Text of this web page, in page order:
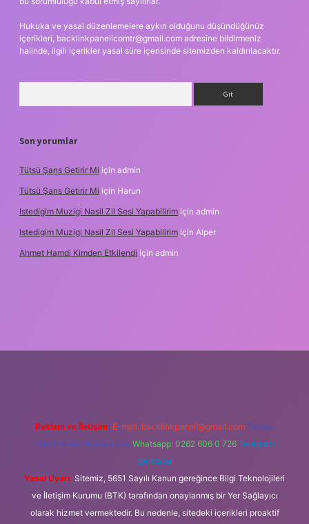
Hukuka ve yasal düzenlemelere aykırı olduğunu düşündüğünüz
içerikleri, backlinkpanelicomtr@gmail.com adresine bildirmeniz
halinde, ilgili içerikler yasal süre içerisinde sitemizden kaldırılacaktır.
Son yorumlar
Tütsü Şans Getirir Mi için admin
Tütsü Şans Getirir Mi için Harun
Istedigim Muzigi Nasil Zil Sesi Yapabilirim için admin
Istedigim Muzigi Nasil Zil Sesi Yapabilirim için Alper
Ahmet Hamdi Kimden Etkilendi için admin
Reklam ve İletişim: E-mail: backlinkpaneli@gmail.com Teams:
forumhizmeti@gmail.com Whatsapp: 0262 606 0 726 Telegram:
@karabul
Yasal Uyarı: Sitemiz, 5651 Sayılı Kanun gereğince Bilgi Teknolojileri
ve İletişim Kurumu (BTK) tarafından onaylanmış bir Yer Sağlayıcı
olarak hizmet vermektedir. Bu nedenle, sitedeki içerikleri proaktif